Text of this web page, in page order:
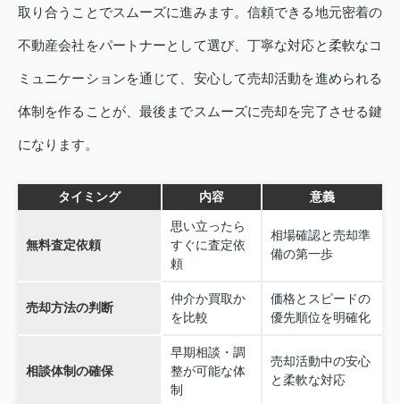
取り合うことでスムーズに進みます。信頼できる地元密着の
不動産会社をパートナーとして選び、丁寧な対応と柔軟なコ
ミュニケーションを通じて、安心して売却活動を進められる
体制を作ることが、最後までスムーズに売却を完了させる鍵
になります。
タイミング 内容 意義
無料査定依頼
思い立ったら
すぐに査定依
頼
相場確認と売却準
備の第一歩
売却方法の判断
仲介か買取か
を比較
価格とスピードの
優先順位を明確化
相談体制の確保
早期相談・調
整が可能な体
制
売却活動中の安心
と柔軟な対応